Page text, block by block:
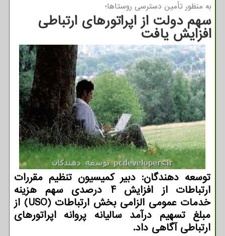
به منظور تأمین دسترسی روستاها؛
سهم دولت از اپراتورهای ارتباطی
افزایش یافت
توسعه دهندگان: دبیر کمیسیون تنظیم مقررات
ارتباطات از افزایش 4 درصدی سهم هزینه
خدمات عمومی الزامی بخش ارتباطات (USO) از
مبلغ تسهیم درآمد سالیانه پروانه اپراتورهای
ارتباطی آگاهی داد.